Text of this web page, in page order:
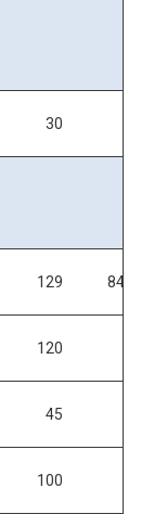
30
129 84
120
45
100